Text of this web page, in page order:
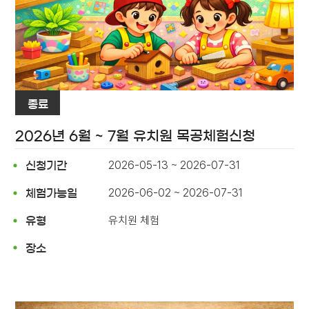
종료
2026년 6월 ~ 7월 유치원 목공체험신청
신청기간 2026-05-13 ~ 2026-07-31
체험가능일 2026-06-02 ~ 2026-07-31
유형 유치원 체험
장소